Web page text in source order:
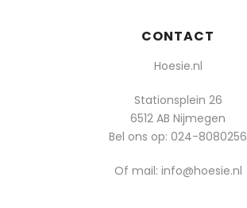
CONTACT
Hoesie.nl
Stationsplein 26
6512 AB Nijmegen
Bel ons op: 024-8080256
Of mail: info@hoesie.nl